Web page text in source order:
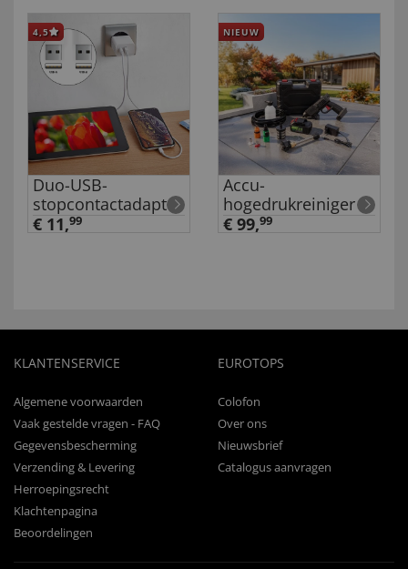
4,5
Duo-USB-
stopcontactadapter
€ 11,99
NIEUW
Accu-
hogedrukreiniger
€ 99,99
KLANTENSERVICE
Algemene voorwaarden
Vaak gestelde vragen - FAQ
Gegevensbescherming
Verzending & Levering
Herroepingsrecht
Klachtenpagina
Beoordelingen
EUROTOPS
Colofon
Over ons
Nieuwsbrief
Catalogus aanvragen